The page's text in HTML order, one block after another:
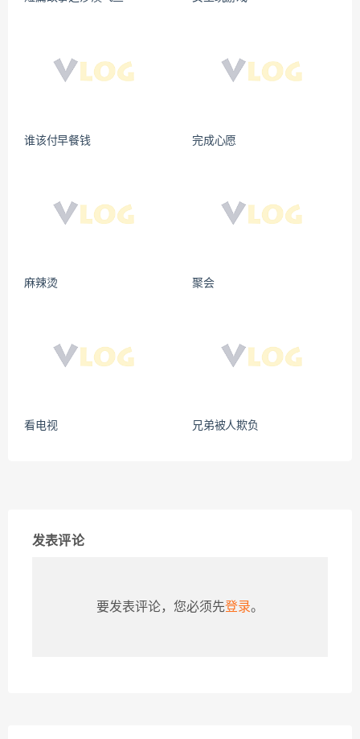
谁该付早餐钱 完成心愿
麻辣烫 聚会
看电视 兄弟被人欺负
发表评论
要发表评论，您必须先登录。